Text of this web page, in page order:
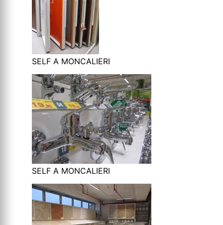
SELF A MONCALIERI
SELF A MONCALIERI